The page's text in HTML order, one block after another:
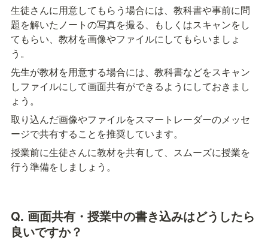
生徒さんに用意してもらう場合には、教科書や事前に問
題を解いたノートの写真を撮る、もしくはスキャンをし
てもらい、教材を画像やファイルにしてもらいましょ
う。
先生が教材を用意する場合には、教科書などをスキャン
しファイルにして画面共有ができるようにしておきまし
ょう。
取り込んだ画像やファイルをスマートレーダーのメッセ
ージで共有することを推奨しています。
授業前に生徒さんに教材を共有して、スムーズに授業を
行う準備をしましょう。
Q. 画面共有・授業中の書き込みはどうしたら
良いですか？